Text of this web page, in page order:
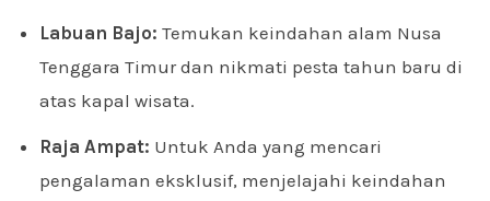
Labuan Bajo: Temukan keindahan alam Nusa
Tenggara Timur dan nikmati pesta tahun baru di
atas kapal wisata.
Raja Ampat: Untuk Anda yang mencari
pengalaman eksklusif, menjelajahi keindahan